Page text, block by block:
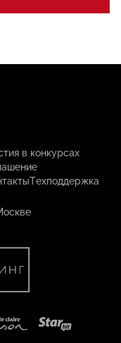
в конкурсах
Техподдержка